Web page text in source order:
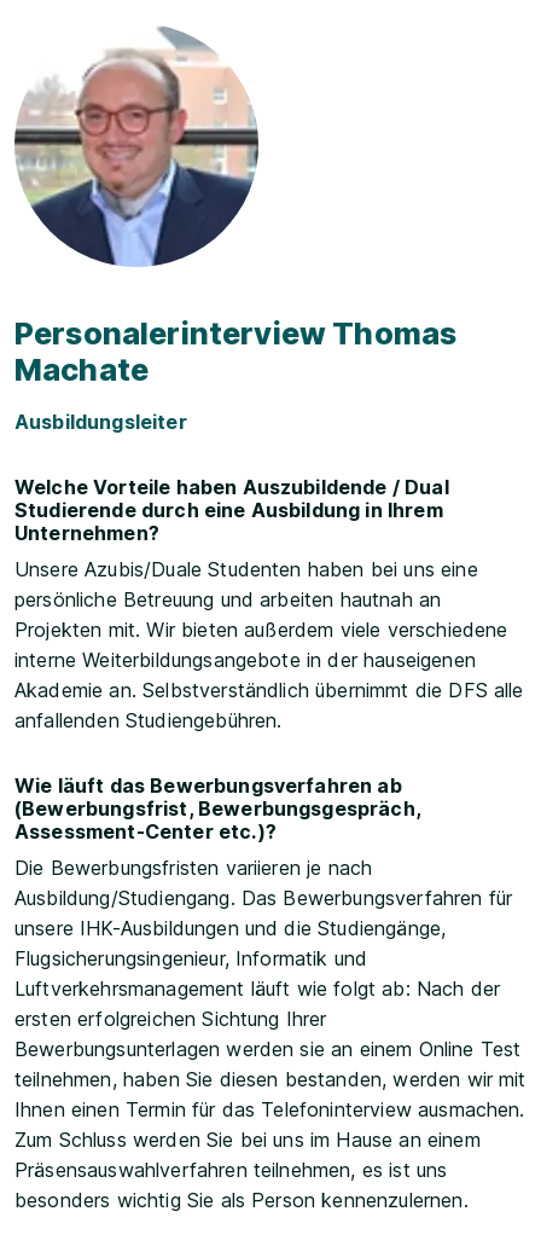
Personalerinterview Thomas
Machate
Ausbildungsleiter
Welche Vorteile haben Auszubildende / Dual
Studierende durch eine Ausbildung in Ihrem
Unternehmen?
Unsere Azubis/Duale Studenten haben bei uns eine
persönliche Betreuung und arbeiten hautnah an
Projekten mit. Wir bieten außerdem viele verschiedene
interne Weiterbildungsangebote in der hauseigenen
Akademie an. Selbstverständlich übernimmt die DFS alle
anfallenden Studiengebühren.
Wie läuft das Bewerbungsverfahren ab
(Bewerbungsfrist, Bewerbungsgespräch,
Assessment-Center etc.)?
Die Bewerbungsfristen variieren je nach
Ausbildung/Studiengang. Das Bewerbungsverfahren für
unsere IHK-Ausbildungen und die Studiengänge,
Flugsicherungsingenieur, Informatik und
Luftverkehrsmanagement läuft wie folgt ab: Nach der
ersten erfolgreichen Sichtung Ihrer
Bewerbungsunterlagen werden sie an einem Online Test
teilnehmen, haben Sie diesen bestanden, werden wir mit
Ihnen einen Termin für das Telefoninterview ausmachen.
Zum Schluss werden Sie bei uns im Hause an einem
Präsensauswahlverfahren teilnehmen, es ist uns
besonders wichtig Sie als Person kennenzulernen.